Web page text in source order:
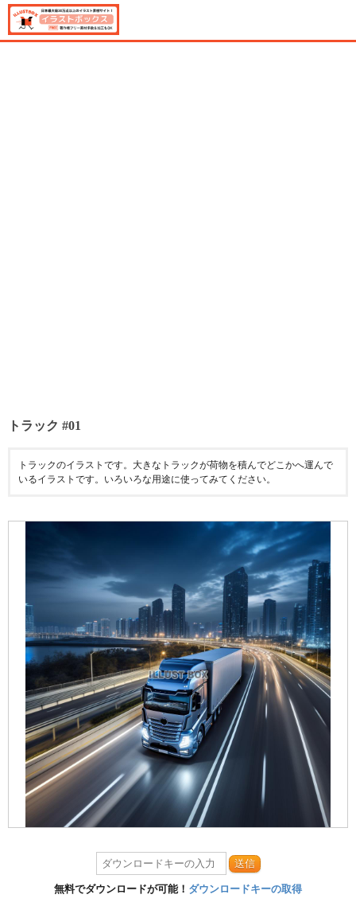
トラック #01
トラックのイラストです。大きなトラックが荷物を積んでどこかへ運んで
いるイラストです。いろいろな用途に使ってみてください。
送信
無料でダウンロードが可能！ ダウンロードキーの取得